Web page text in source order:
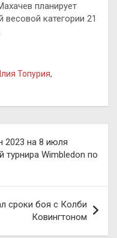
планирует
весовой категории 21
Топурия,
2023 на 8 июля
турнира Wimbledon по
сроки боя с Колби
Ковингтоном